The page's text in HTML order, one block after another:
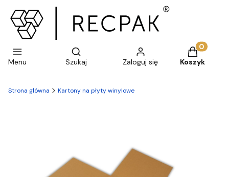
Menu
Otwórz wyszukiwarkę
Szukaj Zaloguj się
Produkty
Koszyk
Strona główna Kartony na płyty winylowe